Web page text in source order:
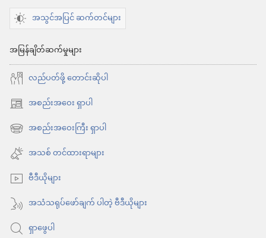
အသွင်အပြင် ဆက်တင်များ
အမြန်ချိတ်ဆက်မှုများ
လည်ပတ်ဖို့ တောင်းဆိုပါ
အစည်းအဝေး ရှာပါ
(window
အသစ်
င့်
နေ
ပါ
တယ်)
အစည်းအဝေးကြီး ရှာပါ
(window
အသစ်
င့်
နေ
ပါ
တယ်)
အသစ် တင်ထားရာများ
ဗီဒီယိုများ
အသံသရုပ်ဖော်ချက် ပါတဲ့ ဗီဒီယိုများ
ရှာဖွေပါ